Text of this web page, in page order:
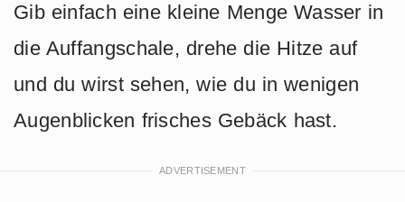
Gib einfach eine kleine Menge Wasser in
die Auffangschale, drehe die Hitze auf
und du wirst sehen, wie du in wenigen
Augenblicken frisches Gebäck hast.